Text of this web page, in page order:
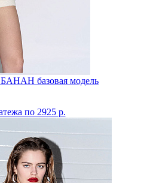
БАНАН базовая модель
по 2925 р.